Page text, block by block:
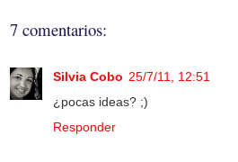
7 comentarios:
Silvia Cobo 25/7/11, 12:51
¿pocas ideas? ;)
Responder